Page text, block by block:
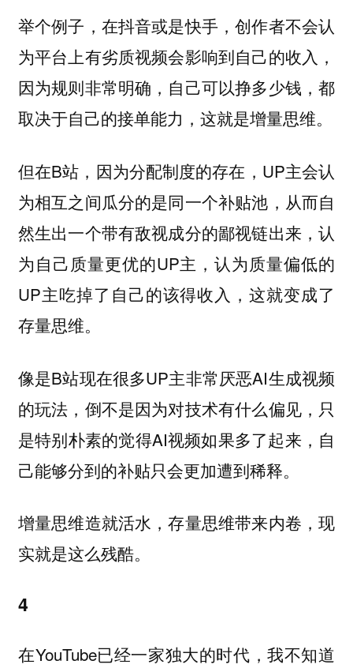
举个例子，在抖音或是快手，创作者不会认
为平台上有劣质视频会影响到自己的收入，
因为规则非常明确，自己可以挣多少钱，都
取决于自己的接单能力，这就是增量思维。
但在B站，因为分配制度的存在，UP主会认
为相互之间瓜分的是同一个补贴池，从而自
然生出一个带有敌视成分的鄙视链出来，认
为自己质量更优的UP主，认为质量偏低的
UP主吃掉了自己的该得收入，这就变成了
存量思维。
像是B站现在很多UP主非常厌恶AI生成视频
的玩法，倒不是因为对技术有什么偏见，只
是特别朴素的觉得AI视频如果多了起来，自
己能够分到的补贴只会更加遭到稀释。
增量思维造就活水，存量思维带来内卷，现
实就是这么残酷。
4
在YouTube已经一家独大的时代，我不知道